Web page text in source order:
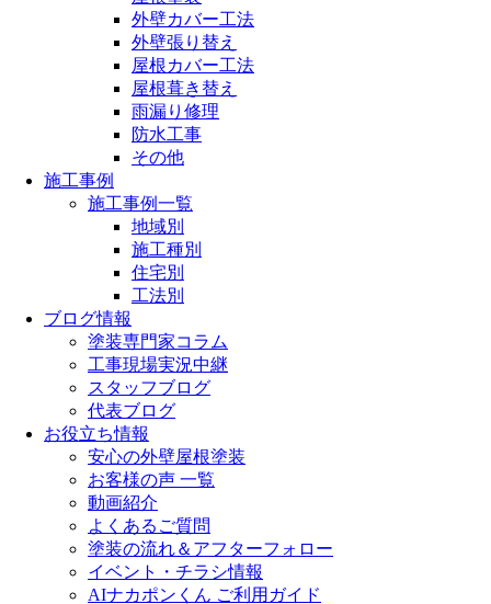
外壁カバー工法
外壁張り替え
屋根カバー工法
屋根葺き替え
雨漏り修理
防水工事
その他
施工事例
施工事例一覧
地域別
施工種別
住宅別
工法別
ブログ情報
塗装専門家コラム
工事現場実況中継
スタッフブログ
代表ブログ
お役立ち情報
安心の外壁屋根塗装
お客様の声 一覧
動画紹介
よくあるご質問
塗装の流れ＆アフターフォロー
イベント・チラシ情報
AIナカポンくん ご利用ガイド